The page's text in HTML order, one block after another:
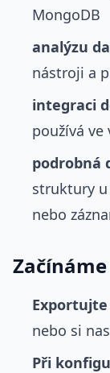
MongoDB
analýzu
nástroji a
integraci
používá
podrobná
struktury
nebo
Začínáme
nebo si
Při